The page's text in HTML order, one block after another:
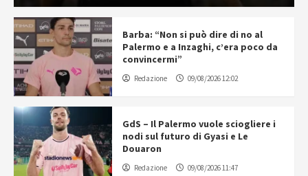
Barba: “Non si può dire di no al
Palermo e a Inzaghi, c’era poco da
convincermi”
Redazione 09/08/2026 12:02
GdS – Il Palermo vuole sciogliere i
nodi sul futuro di Gyasi e Le
Douaron
Redazione 09/08/2026 11:47